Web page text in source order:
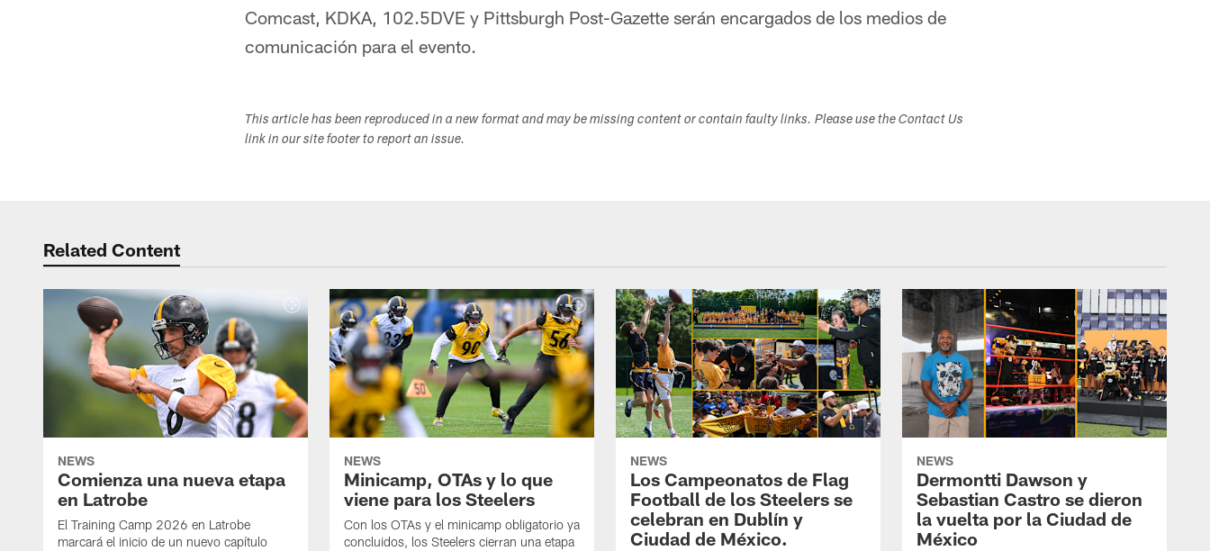
Comcast, KDKA, 102.5DVE y Pittsburgh Post-Gazette serán encargados de los medios de
comunicación para el evento.
This article has been reproduced in a new format and may be missing content or contain faulty links. Please use the Contact Us
link in our site footer to report an issue.
Related Content
NEWS
Comienza una nueva etapa
en Latrobe
El Training Camp 2026 en Latrobe
marcará el inicio de un nuevo capítulo
NEWS
Minicamp, OTAs y lo que
viene para los Steelers
Con los OTAs y el minicamp obligatorio ya
concluidos, los Steelers cierran una etapa
NEWS
Los Campeonatos de Flag
Football de los Steelers se
celebran en Dublín y
Ciudad de México.
NEWS
Dermontti Dawson y
Sebastian Castro se dieron
la vuelta por la Ciudad de
México